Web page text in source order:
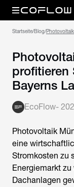
Startseite/Blog/
profitieren
Bayerns
EcoFlow-
Photovoltaik
eine
Stromkosten zu
Energiemarkt
Dachanlagen